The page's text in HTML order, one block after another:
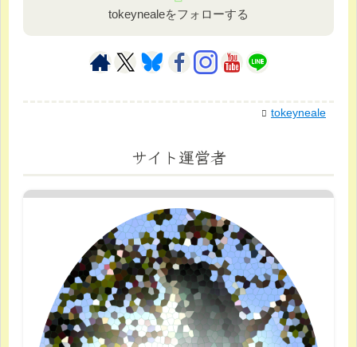
tokeynealeをフォローする
tokeyneale
サイト運営者